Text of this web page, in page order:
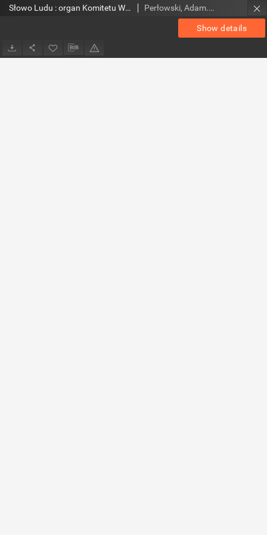
Show details
Słowo Ludu : organ Komitetu Wojewódzkiego Polskiej Zjednoczonej Partii Robotniczej, 1984, R.XXXV, nr 96 Perłowski, Adam. Red.